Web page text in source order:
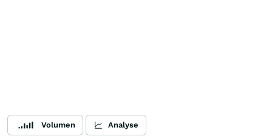
Volumen Analyse